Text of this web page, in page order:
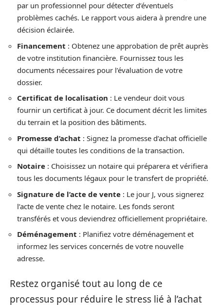
par un professionnel pour détecter d’éventuels
problèmes cachés. Le rapport vous aidera à prendre une
décision éclairée.
Financement : Obtenez une approbation de prêt auprès
de votre institution financière. Fournissez tous les
documents nécessaires pour l’évaluation de votre
dossier.
Certificat de localisation : Le vendeur doit vous
fournir un certificat à jour. Ce document décrit les limites
du terrain et la position des bâtiments.
Promesse d’achat : Signez la promesse d’achat officielle
qui détaille toutes les conditions de la transaction.
Notaire : Choisissez un notaire qui préparera et vérifiera
tous les documents légaux pour le transfert de propriété.
Signature de l’acte de vente : Le jour J, vous signerez
l’acte de vente chez le notaire. Les fonds seront
transférés et vous deviendrez officiellement propriétaire.
Déménagement : Planifiez votre déménagement et
informez les services concernés de votre nouvelle
adresse.
Restez organisé tout au long de ce
processus pour réduire le stress lié à l’achat